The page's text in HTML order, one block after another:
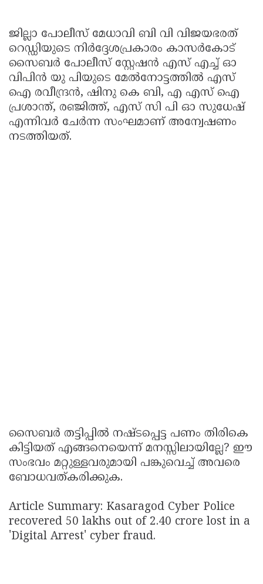
ജില്ലാ പോലീസ് മേധാവി ബി വി വിജയഭരത്
റെഡ്ഡിയുടെ നിർദ്ദേശപ്രകാരം കാസർകോട്
സൈബർ പോലീസ് സ്റ്റേഷൻ എസ് എച്ച് ഓ
വിപിൻ യു പിയുടെ മേൽനോട്ടത്തിൽ എസ്
ഐ രവീന്ദ്രൻ, ഷിനു കെ ബി, എ എസ് ഐ
പ്രശാന്ത്, രഞ്ജിത്ത്, എസ് സി പി ഓ സുധേഷ്
എന്നിവർ ചേർന്ന സംഘമാണ് അന്വേഷണം
നടത്തിയത്.
സൈബർ തട്ടിപ്പിൽ നഷ്ടപ്പെട്ട പണം തിരികെ
കിട്ടിയത് എങ്ങനെയെന്ന് മനസ്സിലായില്ലേ? ഈ
സംഭവം മറ്റുള്ളവരുമായി പങ്കുവെച്ച് അവരെ
ബോധവത്കരിക്കുക.
Article Summary: Kasaragod Cyber Police
recovered 50 lakhs out of 2.40 crore lost in a
'Digital Arrest' cyber fraud.